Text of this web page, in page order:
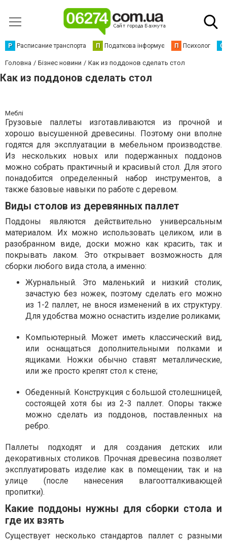
Р Расписание транспорта П Податкова інформує П Психолог С
Головна Бізнес новини Как из поддонов сделать стол
Как из поддонов сделать стол
Меблі
Грузовые паллеты изготавливаются из прочной и
хорошо высушенной древесины. Поэтому они вполне
годятся для эксплуатации в мебельном производстве.
Из нескольких новых или подержанных поддонов
можно собрать практичный и красивый стол. Для этого
понадобится определенный набор инструментов, а
также базовые навыки по работе с деревом.
Виды столов из деревянных паллет
Поддоны являются действительно универсальным
материалом. Их можно использовать целиком, или в
разобранном виде, доски можно как красить, так и
покрывать лаком. Это открывает возможность для
сборки любого вида стола, а именно:
Журнальный. Это маленький и низкий столик,
зачастую без ножек, поэтому сделать его можно
из 1-2 паллет, не внося изменений в их структуру.
Для удобства можно оснастить изделие роликами;
Компьютерный. Может иметь классический вид,
или оснащаться дополнительными полками и
ящиками. Ножки обычно ставят металлические,
или же просто крепят стол к стене;
Обеденный. Конструкция с большой столешницей,
состоящей хотя бы из 2-3 паллет. Опоры также
можно сделать из поддонов, поставленных на
ребро.
Паллеты подходят и для создания детских или
декоративных столиков. Прочная древесина позволяет
эксплуатировать изделие как в помещении, так и на
улице (после нанесения влагоотталкивающей
пропитки).
Какие поддоны нужны для сборки стола и
где их взять
Существует несколько стандартов паллет с разными